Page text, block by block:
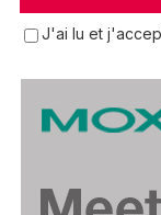
J'ai lu et